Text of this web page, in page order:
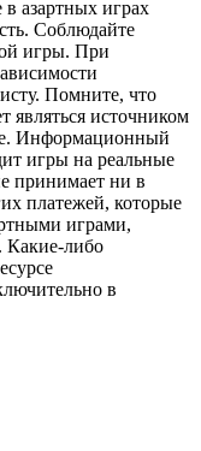
азартных играх
Соблюдайте
игры. При
Помните, что
являться источником
Информационный
игры на реальные
принимает ни в
платежей, которые
играми,
Какие-либо
в